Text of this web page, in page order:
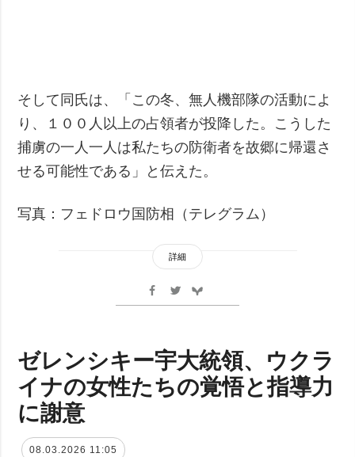
そして同氏は、「この冬、無人機部隊の活動によ
り、１００人以上の占領者が投降した。こうした
捕虜の一人一人は私たちの防衛者を故郷に帰還さ
せる可能性である」と伝えた。
写真：フェドロウ国防相（テレグラム）
詳細
ゼレンシキー宇大統領、ウクラ
イナの女性たちの覚悟と指導力
に謝意
08.03.2026 11:05